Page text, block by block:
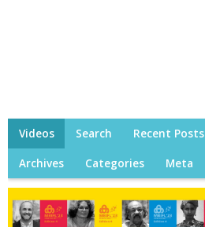
Videos Search Recent Posts
Archives Categories Meta